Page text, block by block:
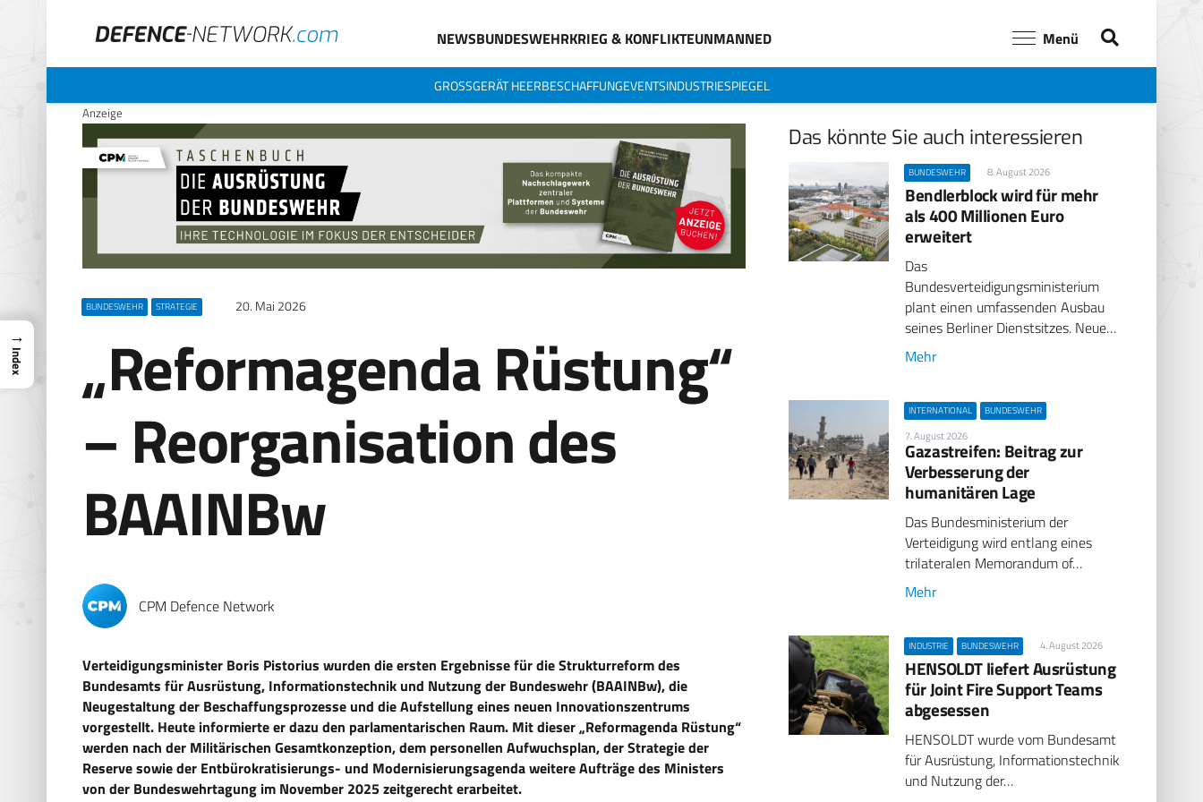
NEWSBUNDESWEHRKRIEG & KONFLIKTEUNMANNED Menü
GROSSGERÄT HEERBESCHAFFUNGEVENTSINDUSTRIESPIEGEL
Anzeige
BUNDESWEHR STRATEGIE 20. Mai 2026
„Reformagenda Rüstung“
– Reorganisation des
BAAINBw
CPM Defence Network
Verteidigungsminister Boris Pistorius wurden die ersten Ergebnisse für die Strukturreform des
Bundesamts für Ausrüstung, Informationstechnik und Nutzung der Bundeswehr (BAAINBw), die
Neugestaltung der Beschaffungsprozesse und die Aufstellung eines neuen Innovationszentrums
vorgestellt. Heute informierte er dazu den parlamentarischen Raum. Mit dieser „Reformagenda Rüstung“
werden nach der Militärischen Gesamtkonzeption, dem personellen Aufwuchsplan, der Strategie der
Reserve sowie der Entbürokratisierungs- und Modernisierungsagenda weitere Aufträge des Ministers
von der Bundeswehrtagung im November 2025 zeitgerecht erarbeitet.
Das könnte Sie auch interessieren
BUNDESWEHR 8. August 2026
Bendlerblock wird für mehr
als 400 Millionen Euro
erweitert
Das
Bundesverteidigungsministerium
plant einen umfassenden Ausbau
seines Berliner Dienstsitzes. Neue…
Mehr
INTERNATIONAL BUNDESWEHR
7. August 2026
Gazastreifen: Beitrag zur
Verbesserung der
humanitären Lage
Das Bundesministerium der
Verteidigung wird entlang eines
trilateralen Memorandum of…
Mehr
INDUSTRIE BUNDESWEHR 4. August 2026
HENSOLDT liefert Ausrüstung
für Joint Fire Support Teams
abgesessen
HENSOLDT wurde vom Bundesamt
für Ausrüstung, Informationstechnik
und Nutzung der…
→
Index